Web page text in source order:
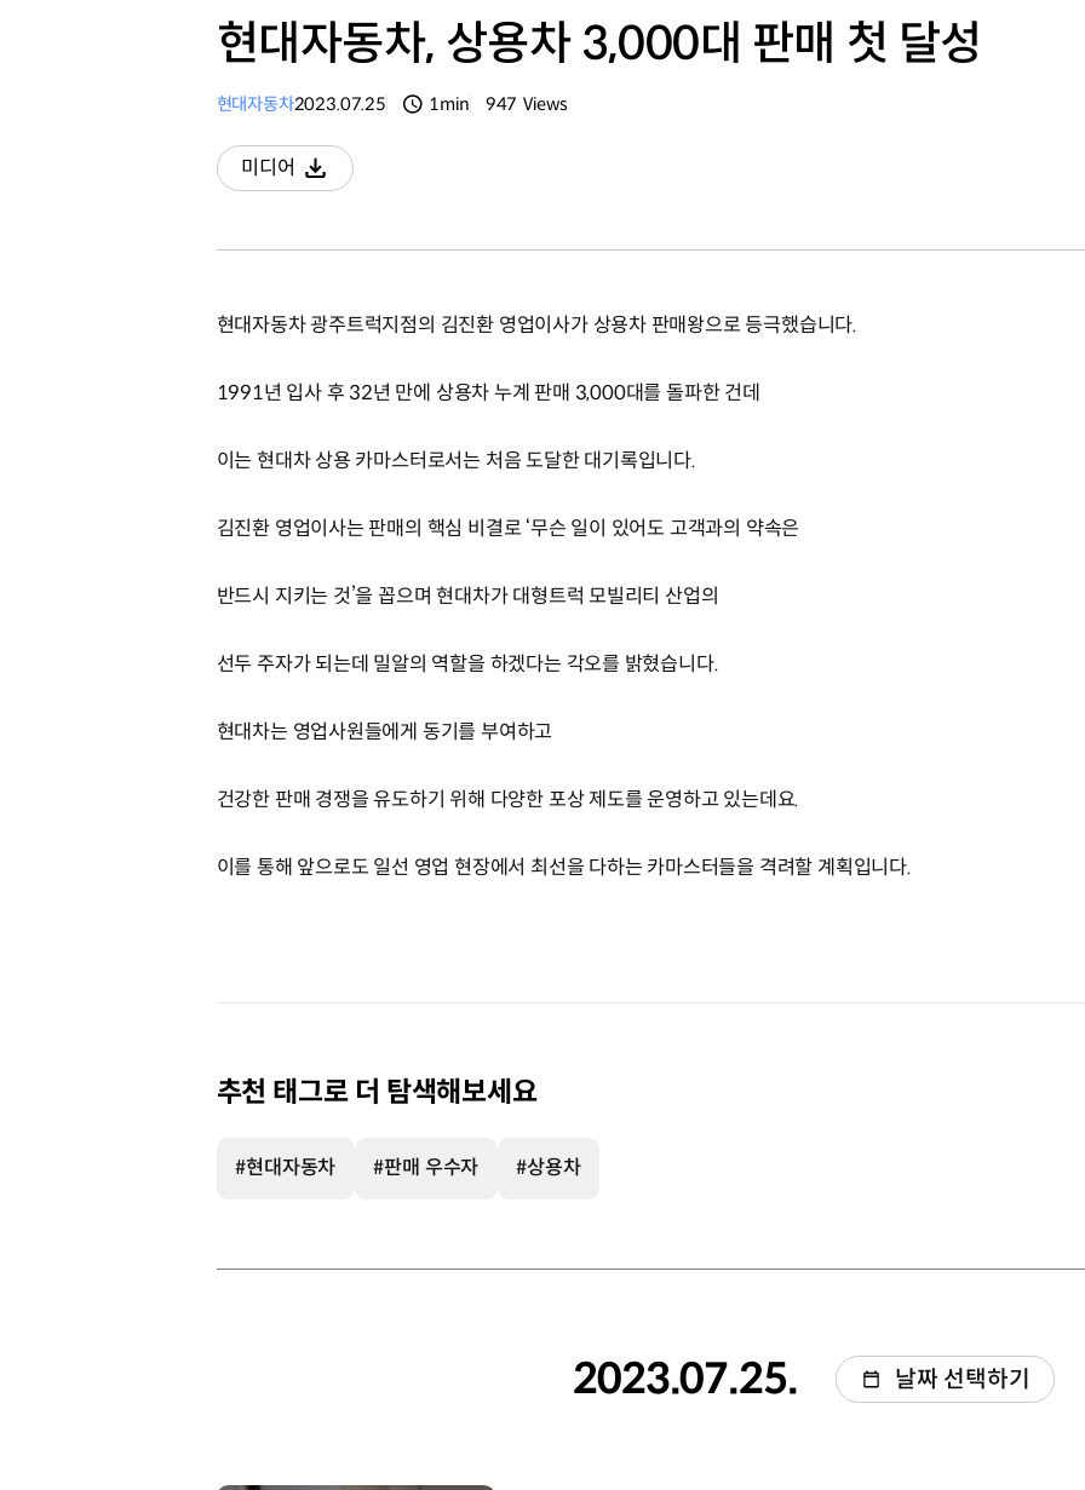
현대자동차, 상용차 3,000대 판매 첫 달성
현대자동차2023.07.25 1min 947 Views
미디어
다운로드
현대자동차 광주트럭지점의 김진환 영업이사가 상용차 판매왕으로 등극했습니다.
1991년 입사 후 32년 만에 상용차 누계 판매 3,000대를 돌파한 건데
이는 현대차 상용 카마스터로서는 처음 도달한 대기록입니다.
김진환 영업이사는 판매의 핵심 비결로 ‘무슨 일이 있어도 고객과의 약속은
반드시 지키는 것’을 꼽으며 현대차가 대형트럭 모빌리티 산업의
선두 주자가 되는데 밀알의 역할을 하겠다는 각오를 밝혔습니다.
현대차는 영업사원들에게 동기를 부여하고
건강한 판매 경쟁을 유도하기 위해 다양한 포상 제도를 운영하고 있는데요.
이를 통해 앞으로도 일선 영업 현장에서 최선을 다하는 카마스터들을 격려할 계획입니다.
추천 태그로 더 탐색해보세요
#현대자동차 #판매 우수자 #상용차
2023.07.25. 날짜 선택하기